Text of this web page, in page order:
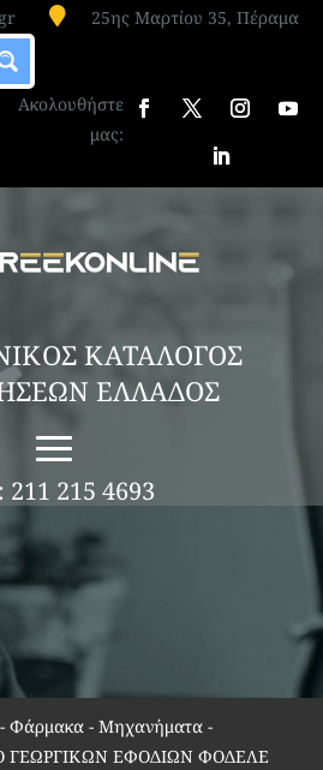
 25ης Μαρτίου 35, Πέραμα
Ακολουθήστε
μας:
ΚΑΤΑΛΟΓΟΣ
ΕΛΛΑΔΟΣ
211 215 4693
- Φάρμακα - Μηχανήματα -
ΓΕΩΡΓΙΚΩΝ ΕΦΟΔΙΩΝ ΦΟΔΕΛΕ